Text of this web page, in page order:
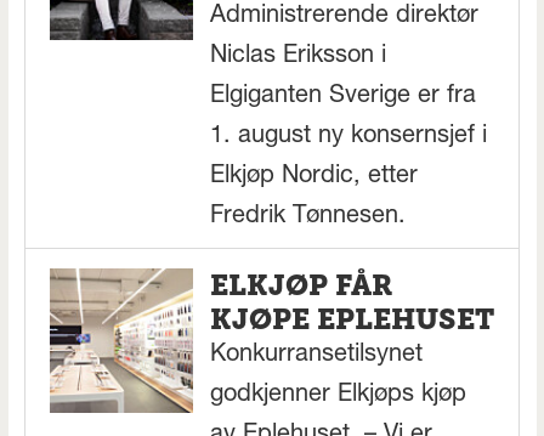
Administrerende direktør
Niclas Eriksson i
Elgiganten Sverige er fra
1. august ny konsernsjef i
Elkjøp Nordic, etter
Fredrik Tønnesen.
ELKJØP FÅR
KJØPE EPLEHUSET
Konkurransetilsynet
godkjenner Elkjøps kjøp